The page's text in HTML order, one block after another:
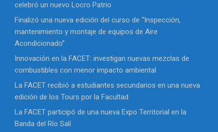
celebró un nuevo Locro Patrio
Finalizó una nueva edición del curso de “Inspección,
mantenimiento y montaje de equipos de Aire
Acondicionado”
Innovación en la FACET: investigan nuevas mezclas de
combustibles con menor impacto ambiental
La FACET recibió a estudiantes secundarios en una nueva
edición de los Tours por la Facultad
La FACET participó de una nueva Expo Territorial en la
Banda del Río Salí